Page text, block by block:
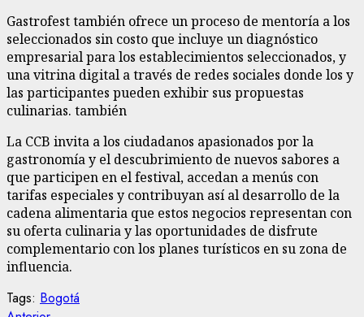
Gastrofest también ofrece un proceso de mentoría a los
seleccionados sin costo que incluye un diagnóstico
empresarial para los establecimientos seleccionados, y
una vitrina digital a través de redes sociales donde los y
las participantes pueden exhibir sus propuestas
culinarias. también
La CCB invita a los ciudadanos apasionados por la
gastronomía y el descubrimiento de nuevos sabores a
que participen en el festival, accedan a menús con
tarifas especiales y contribuyan así al desarrollo de la
cadena alimentaria que estos negocios representan con
su oferta culinaria y las oportunidades de disfrute
complementario con los planes turísticos en su zona de
influencia.
Tags: Bogotá